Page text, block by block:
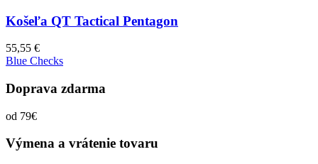
Košeľa QT Tactical Pentagon
55,55 €
Blue Checks
Doprava zdarma
od 79€
Výmena a vrátenie tovaru